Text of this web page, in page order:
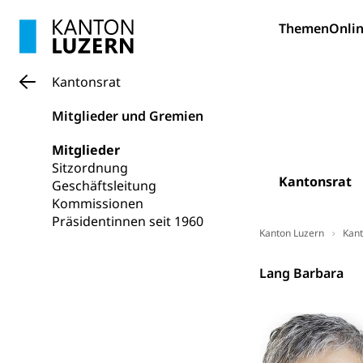
Themen
Kantonsrat
Kantonsrat
Mitglieder und Gremien
Mitglieder
Sitzordnung
Geschäftsleitung
Kommissionen
Präsidentinnen seit 1960
Kanton Luzern
Kantonsrat
Lang Barbara
Ärztliche
Militär